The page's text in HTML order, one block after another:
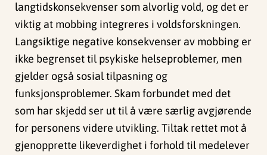
langtidskonsekvenser som alvorlig vold, og det er
viktig at mobbing integreres i voldsforskningen.
Langsiktige negative konsekvenser av mobbing er
ikke begrenset til psykiske helseproblemer, men
gjelder også sosial tilpasning og
funksjonsproblemer. Skam forbundet med det
som har skjedd ser ut til å være særlig avgjørende
for personens videre utvikling. Tiltak rettet mot å
gjenopprette likeverdighet i forhold til medelever